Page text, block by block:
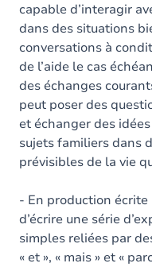
capable d’interagir
dans des situations
conversations à
de l’aide le cas
des échanges
peut poser des
et échanger des
sujets familiers dans
prévisibles de la vie
- En production
d’écrire une série
simples reliées par
« et », « mais » et «